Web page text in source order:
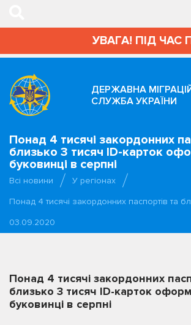
УВАГА! ПІД ЧАС
ДЕРЖАВНА
СЛУЖБА УКРАЇНИ
Понад 4 тисячі закордонних
близько 3 тисяч ID-карток
буковинці в серпні
Всі новини
У регіонах
Понад 4 тисячі закордонних паспортів та
03.09.2020
Понад 4 тисячі закордонних
близько 3 тисяч ID-карток
буковинці в серпні